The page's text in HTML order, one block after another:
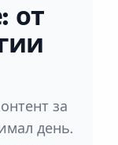
от
за
день.